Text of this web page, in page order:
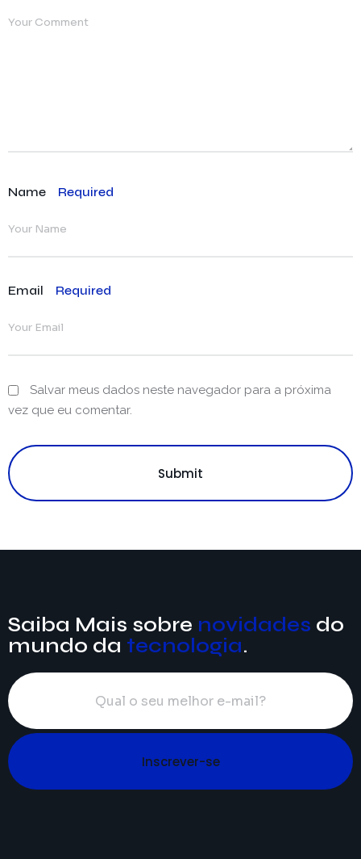
Name Required
Email Required
Salvar meus dados neste navegador para a próxima
vez que eu comentar.
Submit
Saiba Mais sobre novidades do
mundo da tecnologia.
Inscrever-se